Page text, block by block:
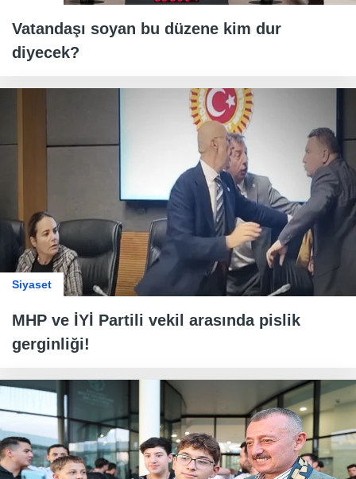
Vatandaşı soyan bu düzene kim dur
diyecek?
Siyaset
MHP ve İYİ Partili vekil arasında pislik
gerginliği!